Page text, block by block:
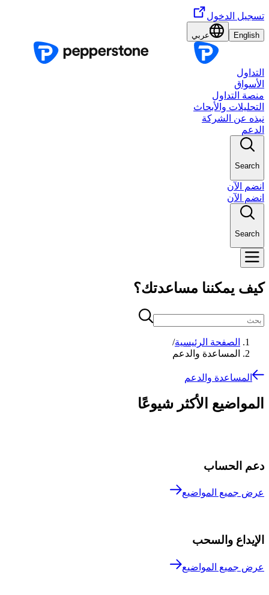
تسجيل الدخول
English عربي
التداول
الأسواق
منصة التداول
التحليلات والأبحاث
نبذه عن الشركة
الدعم
Search
انضم الآن
انضم الآن
Search
كيف يمكننا مساعدتك؟
الصفحة الرئيسية/
المساعدة والدعم
المساعدة والدعم
المواضيع الأكثر شيوعًا
دعم الحساب
عرض جميع المواضيع
الإيداع والسحب
عرض جميع المواضيع